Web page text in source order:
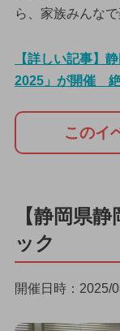
ら、家族みんな
【詳しい記事】
2025」が開催 絶
このイ
【静岡県
ック
開催日時：2025/